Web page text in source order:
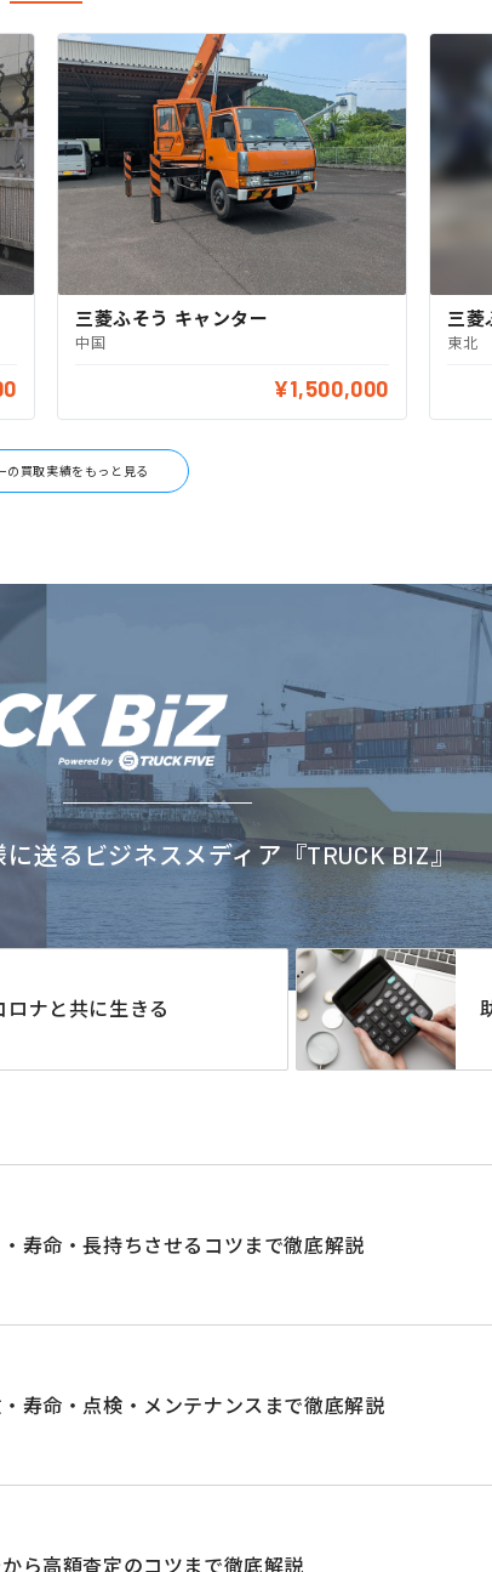
三菱ふそう キャンター
中国
¥1,500,000
三菱
東北
の買取実績をもっと見る
送るビジネスメディア『TRUCK BIZ』
ロナと共に生きる
寿命・長持ちさせるコツまで徹底解説
寿命・点検・メンテナンスまで徹底解説
ら高額査定のコツまで徹底解説